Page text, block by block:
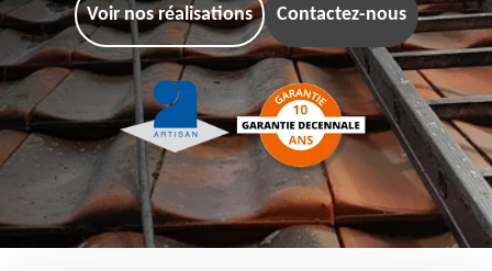
Voir nos réalisations Contactez-nous